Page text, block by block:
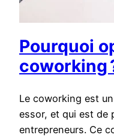
Pourquoi
coworking
Le coworking est
essor, et qui est de
entrepreneurs. Ce